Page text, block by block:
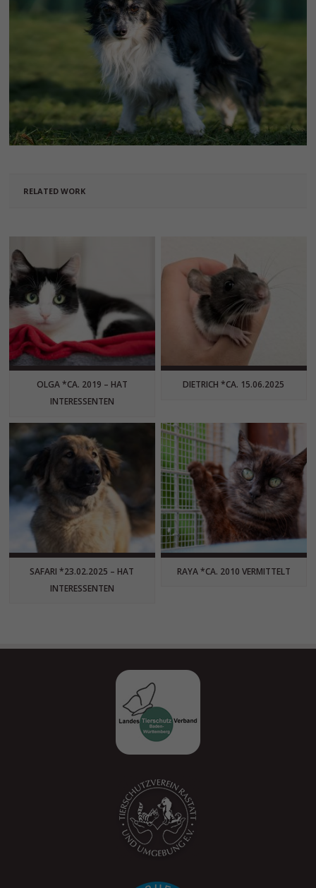
RELATED WORK
OLGA *CA. 2019 – HAT
INTERESSENTEN
DIETRICH *CA. 15.06.2025
SAFARI *23.02.2025 – HAT
INTERESSENTEN
RAYA *CA. 2010 VERMITTELT